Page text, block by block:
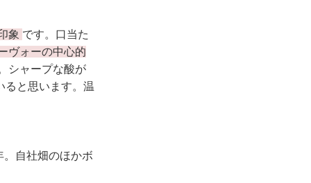
象 です。口当た
ヴォーの中心的
シャープな酸が
ると思います。温
。自社畑のほかボ